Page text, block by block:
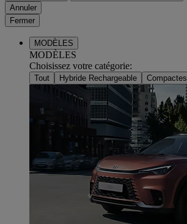
Annuler
Fermer
MODÈLES
MODÈLES
Choisissez votre catégorie:
Tout Hybride Rechargeable Compactes